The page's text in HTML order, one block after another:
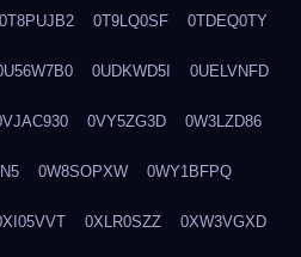
0T8PUJB2 0T9LQ0SF 0TDEQ0TY
0UDKWD5I 0UELVNFD
0VY5ZG3D 0W3LZD86
0W8SOPXW 0WY1BFPQ
0XLR0SZZ 0XW3VGXD